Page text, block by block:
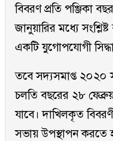
বিবরণ প্রতি পঞ্জিকা
জানুয়ারির মধ্যে
একটি যুগোপযোগী
তবে সদ্যসমাপ্ত ২০২০
চলতি বছরের ২৮
যাবে। দাখিলকৃত
সভায় উপস্থাপন করতে